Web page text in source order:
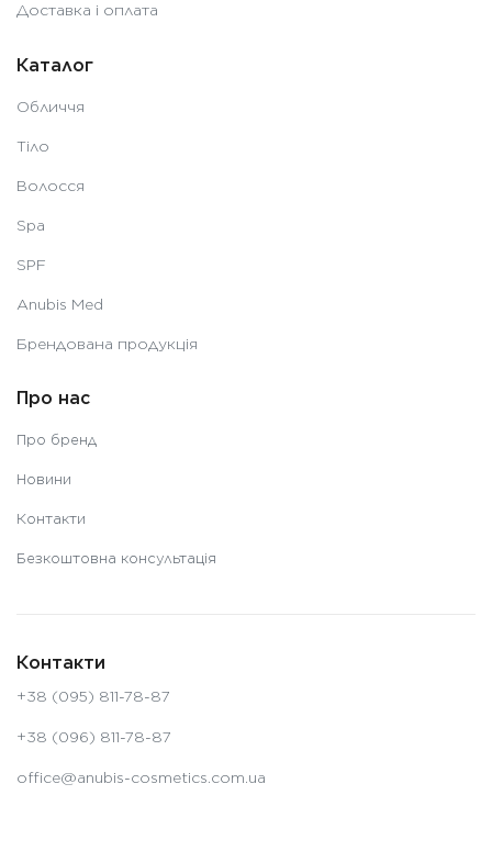
Доставка і оплата
Каталог
Обличчя
Тіло
Волосся
Spa
SPF
Anubis Med
Брендована продукція
Про нас
Про бренд
Новини
Контакти
Безкоштовна консультація
Контакти
+38 (095) 811-78-87
+38 (096) 811-78-87
office@anubis-cosmetics.com.ua